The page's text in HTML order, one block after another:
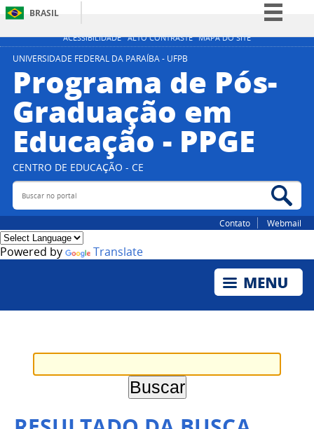
ACESSIBILIDADE ALTO CONTRASTE MAPA DO SITE
BRASIL
Simplifique!
Participe
Legislação
Canais
UNIVERSIDADE FEDERAL DA PARAÍBA - UFPB
Programa de Pós-
Graduação em
Educação - PPGE
CENTRO DE EDUCAÇÃO - CE
Buscar no portal
Contato Webmail
Powered by Translate